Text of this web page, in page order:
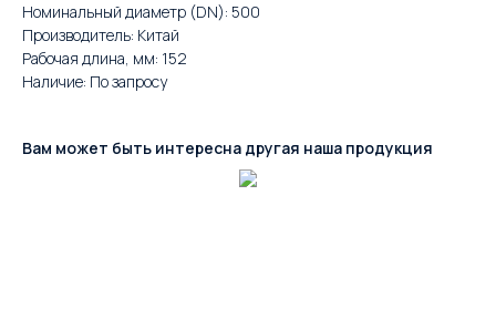
Номинальный диаметр (DN): 500
Производитель: Китай
Рабочая длина, мм: 152
Наличие: По запросу
Вам может быть интересна другая наша продукция